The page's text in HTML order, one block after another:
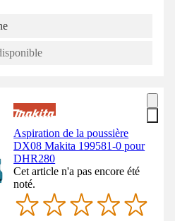
Aspiration de la poussière
DX08 Makita 199581-0 pour
DHR280
Cet article n'a pas encore été
noté.